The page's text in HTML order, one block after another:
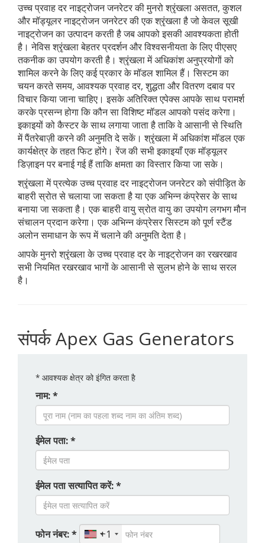
उच्च प्रवाह दर नाइट्रोजन जनरेटर की मुनरो श्रृंखला असतत, कुशल
और मॉड्यूलर नाइट्रोजन जनरेटर की एक श्रृंखला है जो केवल सूखी
नाइट्रोजन का उत्पादन करती है जब आपको इसकी आवश्यकता होती
है। नेविस श्रृंखला बेहतर प्रदर्शन और विश्वसनीयता के लिए पीएसए
तकनीक का उपयोग करती है। श्रृंखला में अधिकांश अनुप्रयोगों को
शामिल करने के लिए कई प्रकार के मॉडल शामिल हैं। सिस्टम का
चयन करते समय, आवश्यक प्रवाह दर, शुद्धता और वितरण दबाव पर
विचार किया जाना चाहिए। इसके अतिरिक्त एपेक्स आपके साथ परामर्श
करके प्रसन्न होगा कि कौन सा विशिष्ट मॉडल आपको पसंद करेगा।
इकाइयों को कैस्टर के साथ लगाया जाता है ताकि वे आसानी से स्थिति
में पैंतरेबाज़ी करने की अनुमति दे सकें। श्रृंखला में अधिकांश मॉडल एक
कार्यक्षेत्र के तहत फिट होंगे। रेंज की सभी इकाइयाँ एक मॉड्यूलर
डिज़ाइन पर बनाई गई हैं ताकि क्षमता का विस्तार किया जा सके।
श्रृंखला में प्रत्येक उच्च प्रवाह दर नाइट्रोजन जनरेटर को संपीड़ित के
बाहरी स्रोत से चलाया जा सकता है या एक अभिन्न कंप्रेसर के साथ
बनाया जा सकता है। एक बाहरी वायु स्रोत वायु का उपयोग लगभग मौन
संचालन प्रदान करेगा। एक अभिन्न कंप्रेसर सिस्टम को पूर्ण स्टैंड
अलोन समाधान के रूप में चलाने की अनुमति देता है।
आपके मुनरो श्रृंखला के उच्च प्रवाह दर के नाइट्रोजन का रखरखाव
सभी नियमित रखरखाव भागों के आसानी से सुलभ होने के साथ सरल
है।
संपर्क Apex Gas Generators
* आवश्यक क्षेत्र को इंगित करता है
नाम: *
ईमेल पता: *
ईमेल पता सत्यापित करें: *
फोन नंबर: * +1